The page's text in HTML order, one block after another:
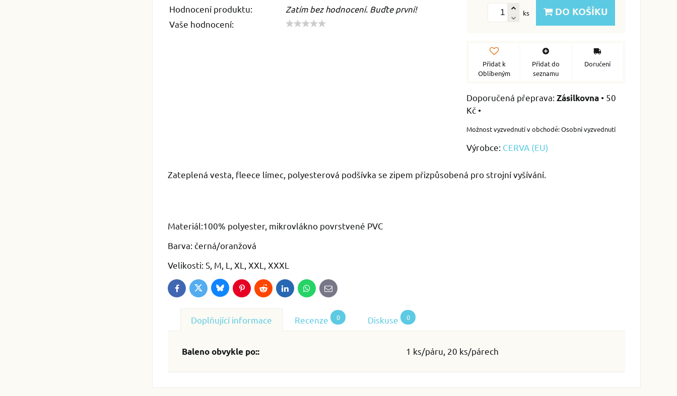
Hodnocení produktu:
Zatím bez hodnocení. Buďte první!
Vaše hodnocení:
ks DO KOŠÍKU
Přidat k
Oblíbeným
Přidat do
seznamu
Doručení
Zásilkovna • 50
Kč •
Osobní vyzvednutí
Výrobce: CERVA (EU)
Zateplená vesta, fleece límec, polyesterová podšívka se zipem přizpůsobená pro strojní vyšívání.
Materiál:100% polyester, mikrovlákno povrstvené PVC
Barva: černá/oranžová
Velikosti: S, M, L, XL, XXL, XXXL
FacebookTwitterBlueskyPinterestReddit LinkedInWhatsApp
E-
mail
Doplňující informace Recenze 0 Diskuse 0
Baleno obvykle po:: 1 ks/páru, 20 ks/párech